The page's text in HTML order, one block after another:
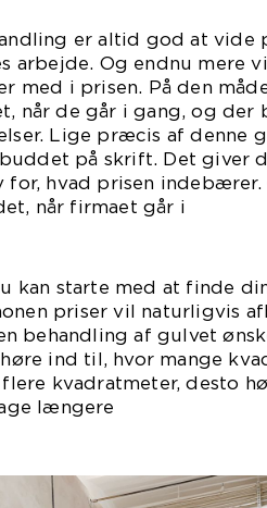
er altid god at vide
arbejde. Og endnu mere
med i prisen. På den
når de går i gang, og der
Lige præcis af denne
på skrift. Det giver
hvad prisen indebærer.
når firmaet går i
kan starte med at finde
priser vil naturligvis
behandling af gulvet
ind til, hvor mange
kvadratmeter, desto
længere